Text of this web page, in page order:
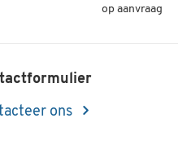
op aanvraag
ons